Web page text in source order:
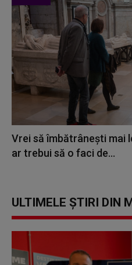
Vrei să îmbătrânești mai
ar trebui să o faci de...
ULTIMELE ȘTIRI DIN